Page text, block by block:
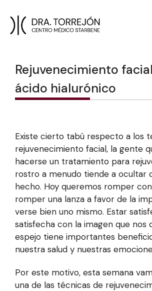
Saltar
Rejuvenecimiento
ácido hialurónico
Existe cierto tabú respecto a los
rejuvenecimiento facial, la gente
hacerse un tratamiento para
rostro a menudo tiende a ocultar
hecho. Hoy queremos romper
romper una lanza a favor de la
verse bien uno mismo. Estar
satisfecha con la imagen que nos
espejo tiene importantes
nuestra salud y nuestras
Por este motivo, esta semana
una de las técnicas de